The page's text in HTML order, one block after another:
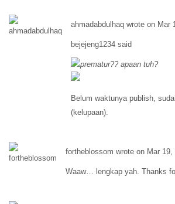
ahmadabdulhaq wrote on Mar
bejejeng1234 said
prematur?? apaan tuh?
Belum waktunya publish,
(kelupaan).
fortheblossom wrote on Mar 19,
Waaw… lengkap yah. Thanks